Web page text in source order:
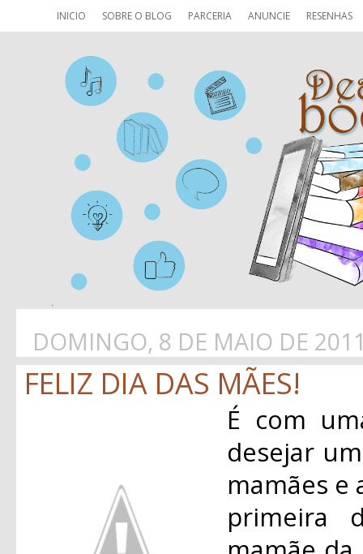
INICIO SOBRE O BLOG PARCERIA ANUNCIE RESENHAS
DOMINGO, 8 DE MAIO DE
FELIZ DIA DAS MÃES!
É com
desejar
mamães e
primeira